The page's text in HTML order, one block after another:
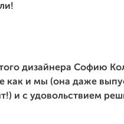
дизайнера Софию
как и мы (она даже
и с удовольствием